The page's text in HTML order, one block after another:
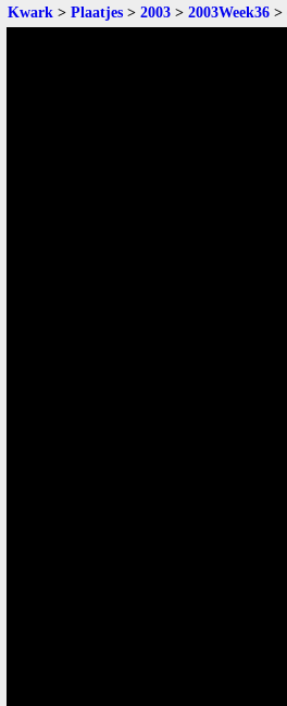
Kwark > Plaatjes > 2003 > 2003Week36 >